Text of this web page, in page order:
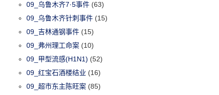
09_乌鲁木齐7·5事件 (63)
09_乌鲁木齐针刺事件 (15)
09_吉林通钢事件 (15)
09_弗州理工命案 (10)
09_甲型流感(H1N1) (52)
09_红宝石酒楼结业 (16)
09_超市东主陈旺案 (85)